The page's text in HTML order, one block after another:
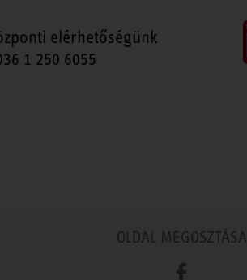
elérhetőségünk
1 250 6055
OLDAL MEGOSZTÁSA
Facebook